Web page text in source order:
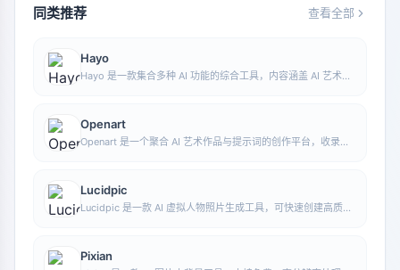
同类推荐 查看全部
Hayo
Hayo 是一款集合多种 AI 功能的综合工具，内容涵盖 AI 艺术、
Openart
Openart 是一个聚合 AI 艺术作品与提示词的创作平台，收录大
Lucidpic
Lucidpic 是一款 AI 虚拟人物照片生成工具，可快速创建高质量
Pixian